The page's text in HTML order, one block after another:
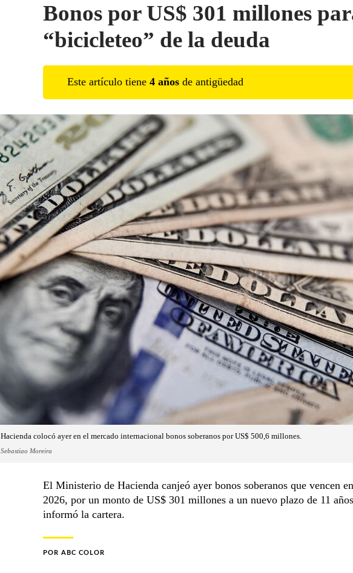
Bonos por US$ 301 millones
“bicicleteo” de la deuda
Este artículo tiene 4 años de antigüedad
Hacienda colocó ayer en el mercado internacional bonos soberanos por US$ 500,6 millones.
Sebastiao Moreira
El Ministerio de Hacienda canjeó ayer bonos soberanos que vencen
2026, por un monto de US$ 301 millones a un nuevo plazo de 11
informó la cartera.
POR ABC COLOR